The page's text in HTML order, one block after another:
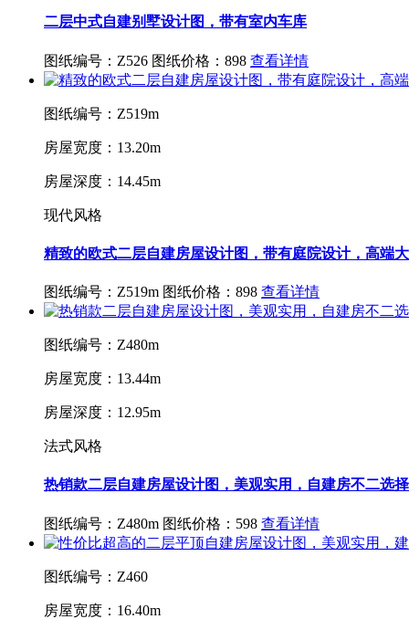
二层中式自建别墅设计图，带有室内车库
图纸编号：Z526 图纸价格：898 查看详情
图纸编号：Z519m
房屋宽度：13.20m
房屋深度：14.45m
现代风格
精致的欧式二层自建房屋设计图，带有庭院设计，高端
图纸编号：Z519m 图纸价格：898 查看详情
图纸编号：Z480m
房屋宽度：13.44m
房屋深度：12.95m
法式风格
热销款二层自建房屋设计图，美观实用，自建房不二选择
图纸编号：Z480m 图纸价格：598 查看详情
图纸编号：Z460
房屋宽度：16.40m